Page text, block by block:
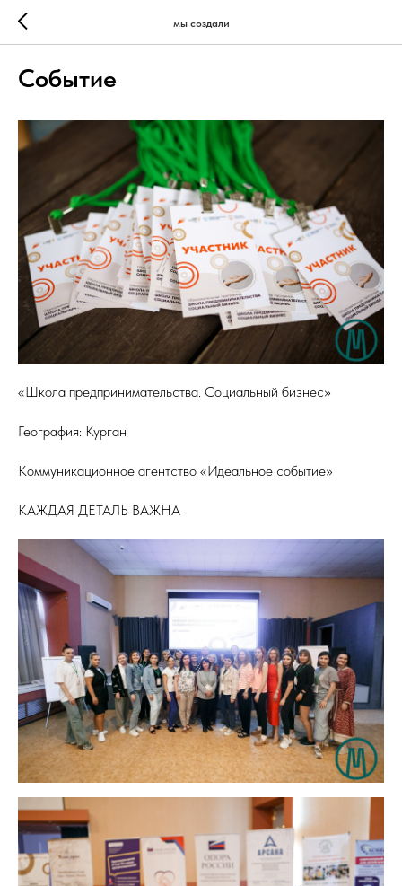
мы создали
Событие
«Школа предпринимательства. Социальный бизнес»
География: Курган
Коммуникационное агентство «Идеальное событие»
КАЖДАЯ ДЕТАЛЬ ВАЖНА